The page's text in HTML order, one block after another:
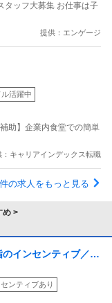
フ大募集 お仕事は子
提供：エンゲージ
ル活躍中
助】企業内食堂での簡単
：キャリアインデックス転職
の求人をもっと見る
め >
インセンティブ／残
ンティブあり